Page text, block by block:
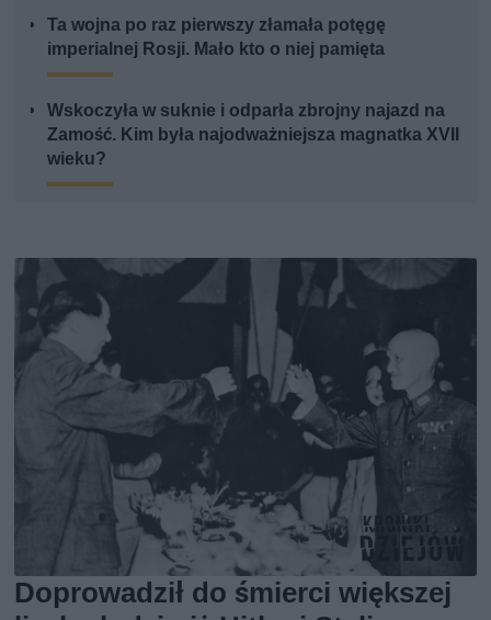
Ta wojna po raz pierwszy złamała potęgę
imperialnej Rosji. Mało kto o niej pamięta
Wskoczyła w suknie i odparła zbrojny najazd na
Zamość. Kim była najodważniejsza magnatka XVII
wieku?
Doprowadził do śmierci większej